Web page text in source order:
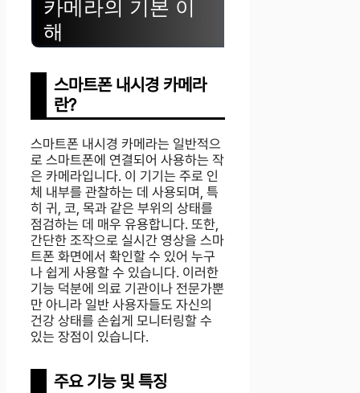
카메라의 기본 이
해
스마트폰 내시경 카메라
란?
스마트폰 내시경 카메라는 일반적으
로 스마트폰에 연결되어 사용하는 작
은 카메라입니다. 이 기기는 주로 인
체 내부를 관찰하는 데 사용되며, 특
히 귀, 코, 목과 같은 부위의 상태를
점검하는 데 매우 유용합니다. 또한,
간단한 조작으로 실시간 영상을 스마
트폰 화면에서 확인할 수 있어 누구
나 쉽게 사용할 수 있습니다. 이러한
기능 덕분에 의료 기관이나 전문가뿐
만 아니라 일반 사용자들도 자신의
건강 상태를 손쉽게 모니터링할 수
있는 장점이 있습니다.
주요 기능 및 특징